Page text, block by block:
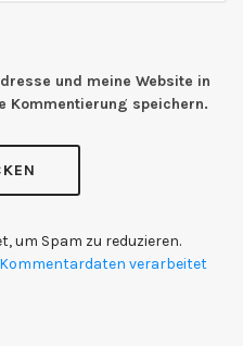
und meine Website in
Kommentierung speichern.
um Spam zu reduzieren.
verarbeitet